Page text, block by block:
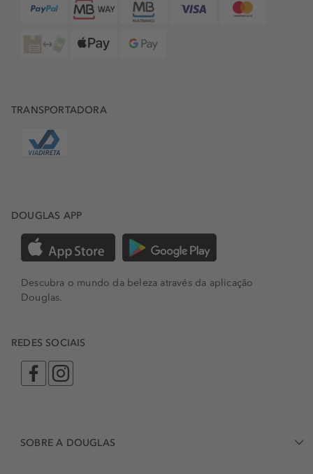
TRANSPORTADORA
DOUGLAS APP
Descubra o mundo da beleza através da aplicação
Douglas.
REDES SOCIAIS
SOBRE A DOUGLAS